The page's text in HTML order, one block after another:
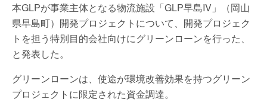
本GLPが事業主体となる物流施設「GLP早島IV」（岡山
県早島町）開発プロジェクトについて、開発プロジェク
トを担う特別目的会社向けにグリーンローンを行った、
と発表した。
グリーンローンは、使途が環境改善効果を持つグリーン
プロジェクトに限定された資金調達。